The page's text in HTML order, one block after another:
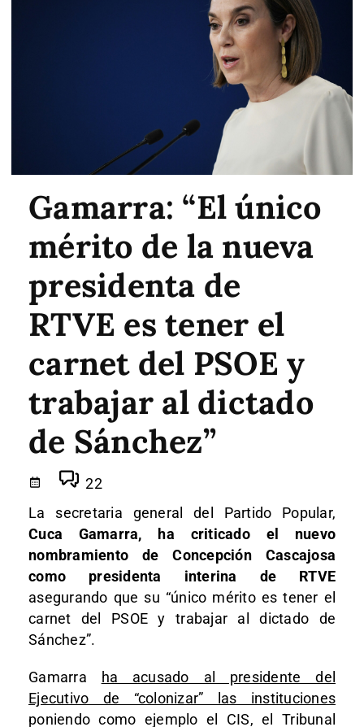
Gamarra: “El único
mérito de la nueva
presidenta de
RTVE es tener el
carnet del PSOE y
trabajar al dictado
de Sánchez”
22
La secretaria general del Partido Popular,
Cuca Gamarra, ha criticado el nuevo
nombramiento de Concepción Cascajosa
como presidenta interina de RTVE
asegurando que su “único mérito es tener el
carnet del PSOE y trabajar al dictado de
Sánchez”.
Gamarra ha acusado al presidente del
Ejecutivo de “colonizar” las instituciones
poniendo como ejemplo el CIS, el Tribunal